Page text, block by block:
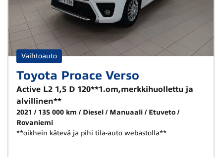
Vaihtoauto
Toyota Proace Verso
Active L2 1,5 D 120**1.om,merkkihuollettu ja
alvillinen**
2021 135 000 km Diesel Manuaali
Etuveto
Rovaniemi
**oikhein kätevä ja pihi tila-auto webastolla**